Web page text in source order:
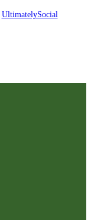
UltimatelySocial